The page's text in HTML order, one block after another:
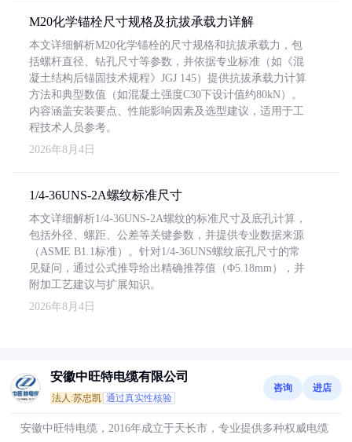
M20化学锚栓尺寸规格及抗拔承载力详解
本文详细解析M20化学锚栓的尺寸规格和抗拔承载力，包
括螺杆直径、钻孔尺寸等参数，并依据专业标准（如《混
凝土结构后锚固技术规程》JGJ 145）提供抗拔承载力计算
方法和典型数值（如混凝土强度C30下设计值约80kN）。
内容涵盖安装要点、性能影响因素及选型建议，适用于工
程技术人员参考。
2026年8月4日
1/4-36UNS-2A螺纹标准尺寸
本文详细解析1/4-36UNS-2A螺纹的标准尺寸及底孔计算，
包括外径、螺距、公差等关键参数，并提供专业数据来源
（ASME B1.1标准）。针对1/4-36UNS螺纹底孔尺寸的常
见疑问，通过公式推导给出精确推荐值（Φ5.18mm），并
附加工艺建议与扩展知识。
2026年8月4日
安徽中旺特电缆有限公司
法人:苏忠凯 通过真实性核验
咨询 进店
安徽中旺特电缆，2016年成立于天长市，专业提供多种权威电缆